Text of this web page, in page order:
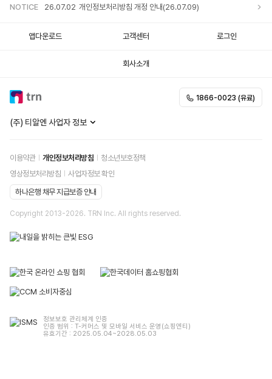
NOTICE 26.07.02 개인정보처리방침 개정 안내(26.07.09)
앱다운로드 고객센터 로그인
회사소개
(주) 티알엔 사업자 정보
이용약관 개인정보처리방침
청소년보호정책
영상정보처리방침
사업자정보 확인
하나은행 채무 지급보증 안내
Copyright 2013-2026. TRN Inc. All rights reserved.
정보보호 관리체계 인증
인증 범위 : T-커머스 및 모바일 서비스 운영(쇼핑엔티)
유효기간 : 2025.05.04~2028.05.03
1866-0023 (유료)